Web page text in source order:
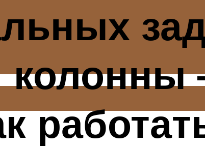
колонны